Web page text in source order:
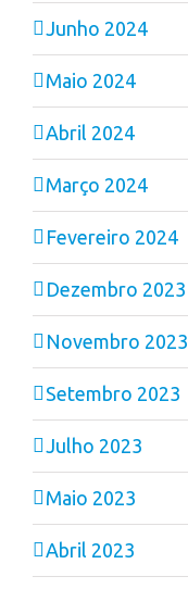
Junho 2024
Maio 2024
Abril 2024
Março 2024
Fevereiro 2024
Dezembro 2023
Novembro 2023
Setembro 2023
Julho 2023
Maio 2023
Abril 2023